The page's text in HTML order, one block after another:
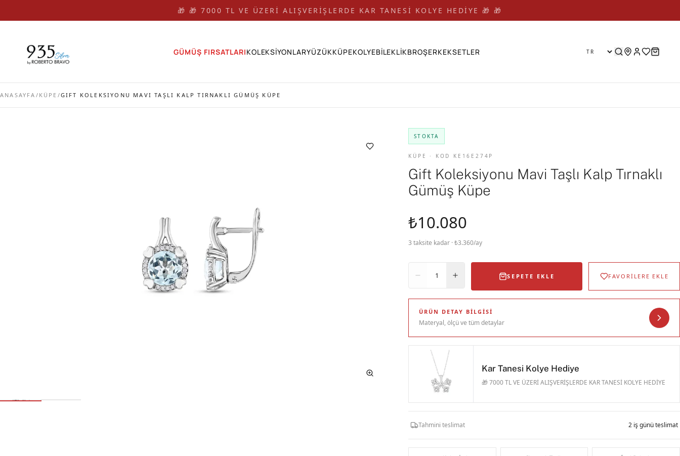
🎁 🎁 7000 TL VE ÜZERİ ALIŞVERİŞLERDE KAR TANESİ KOLYE HEDİYE 🎁 🎁
GÜMÜŞ FIRSATLARIKOLEKSİYONLARYÜZÜKKÜPEKOLYEBİLEKLİKBROŞERKEKSETLER
ANASAYFA / KÜPE /GIFT KOLEKSIYONU MAVI TAŞLI KALP TIRNAKLI GÜMÜŞ KÜPE
STOKTA
KÜPE · KOD KE16E274P
Gift Koleksiyonu Mavi Taşlı Kalp Tırnaklı
Gümüş Küpe
₺10.080
3 taksite kadar · ₺3.360/ay
1 SEPETE EKLE FAVORİLERE EKLE
ÜRÜN DETAY BILGISI
Materyal, ölçü ve tüm detaylar
Kar Tanesi Kolye Hediye
🎁 7000 TL VE ÜZERİ ALIŞVERİŞLERDE KAR TANESİ KOLYE HEDİYE
Tahmini teslimat 2 iş günü teslimat